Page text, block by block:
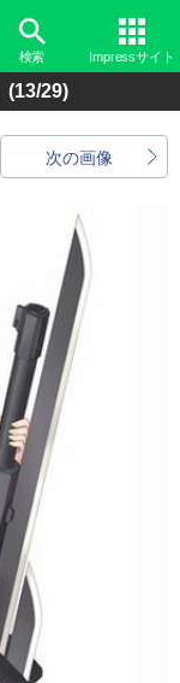
検索 Impressサイト
(13/29)
次の画像